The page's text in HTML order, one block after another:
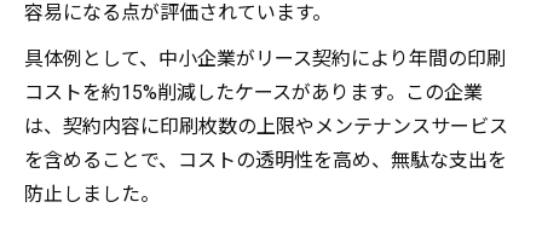
容易になる点が評価されています。
具体例として、中小企業がリース契約により年間の印刷
コストを約15%削減したケースがあります。この企業
は、契約内容に印刷枚数の上限やメンテナンスサービス
を含めることで、コストの透明性を高め、無駄な支出を
防止しました。